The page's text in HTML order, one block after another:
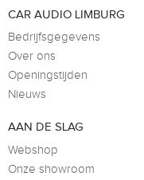
CAR AUDIO LIMBURG
Bedrijfsgegevens
Over ons
Openingstijden
Nieuws
AAN DE SLAG
Webshop
Onze showroom